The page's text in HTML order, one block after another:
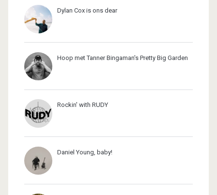
Dylan Cox is ons dear
Hoop met Tanner Bingaman's Pretty Big Garden
Rockin' with RUDY
Daniel Young, baby!